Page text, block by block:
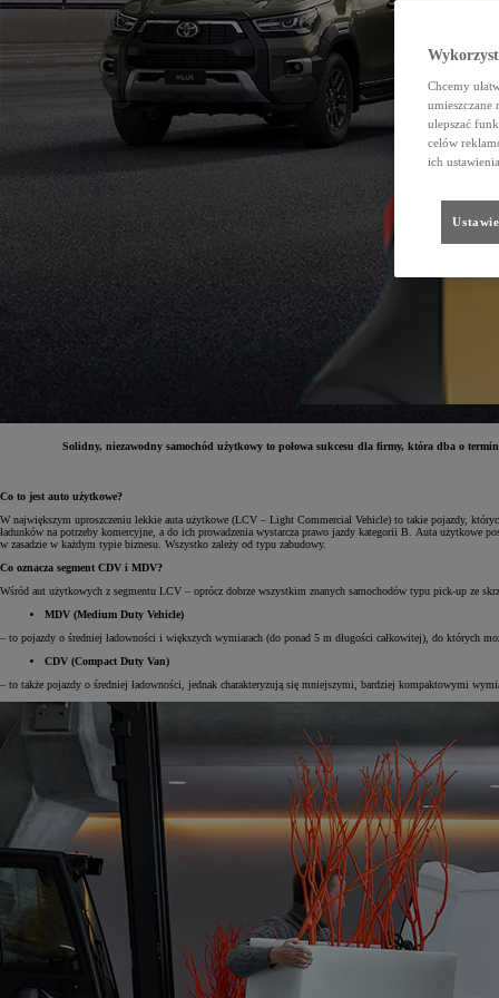
Solidny, niezawodny samochód użytkowy to połowa sukcesu dla firmy, która dba o
Co to jest auto użytkowe?
W największym uproszczeniu lekkie auta użytkowe (LCV – Light Commercial Vehicle) to takie pojazdy,
ładunków na potrzeby komercyjne, a do ich prowadzenia wystarcza prawo jazdy kategorii B. Auta użytkowe
w zasadzie w każdym typie biznesu. Wszystko zależy od typu zabudowy.
Co oznacza segment CDV i MDV?
Wśród aut użytkowych z segmentu LCV – oprócz dobrze wszystkim znanych samochodów typu pick-up ze
MDV (Medium Duty Vehicle)
– to pojazdy o średniej ładowności i większych wymiarach (do ponad 5 m długości całkowitej), do których
CDV (Compact Duty Van)
– to także pojazdy o średniej ładowności, jednak charakteryzują się mniejszymi, bardziej kompaktowymi
Chcemy
ulepszać
celów
ich